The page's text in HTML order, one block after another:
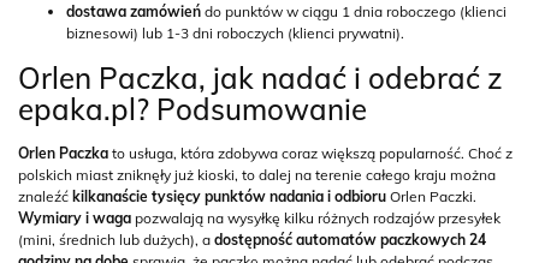
dostawa zamówień do punktów w ciągu 1 dnia roboczego (klienci
biznesowi) lub 1-3 dni roboczych (klienci prywatni).
Orlen Paczka, jak nadać i odebrać z
epaka.pl? Podsumowanie
Orlen Paczka to usługa, która zdobywa coraz większą popularność. Choć z
polskich miast zniknęły już kioski, to dalej na terenie całego kraju można
znaleźć kilkanaście tysięcy punktów nadania i odbioru Orlen Paczki.
Wymiary i waga pozwalają na wysyłkę kilku różnych rodzajów przesyłek
(mini, średnich lub dużych), a dostępność automatów paczkowych 24